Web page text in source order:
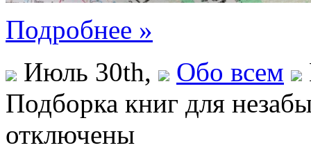
Подробнее »
Июль 30th,
Обо всем
Подборка книг для
отключены